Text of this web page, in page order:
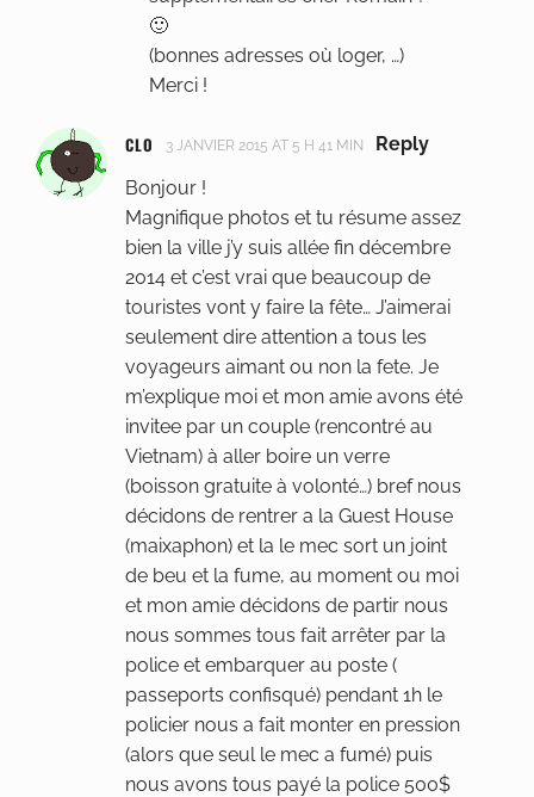
🙂
(bonnes adresses où loger, …)
Merci !
CLO 3 JANVIER 2015 AT 5 H 41 MIN
Reply
Bonjour !
Magnifique photos et tu résume assez
bien la ville j’y suis allée fin décembre
2014 et c’est vrai que beaucoup de
touristes vont y faire la fête… J’aimerai
seulement dire attention a tous les
voyageurs aimant ou non la fete. Je
m’explique moi et mon amie avons été
invitee par un couple (rencontré au
Vietnam) à aller boire un verre
(boisson gratuite à volonté…) bref nous
décidons de rentrer a la Guest House
(maixaphon) et la le mec sort un joint
de beu et la fume, au moment ou moi
et mon amie décidons de partir nous
nous sommes tous fait arrêter par la
police et embarquer au poste (
passeports confisqué) pendant 1h le
policier nous a fait monter en pression
(alors que seul le mec a fumé) puis
nous avons tous payé la police 500$